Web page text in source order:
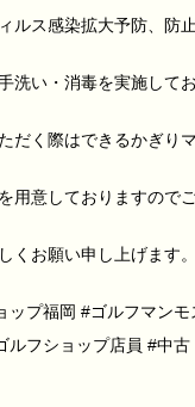
ルス感染拡大予防、防
洗い・消毒を実施してお
だく際はできるかぎり
用意しておりますので
くお願い申し上げます。
プ福岡 #ゴルフマン
ルフショップ店員 #中